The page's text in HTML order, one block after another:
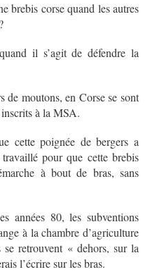
brebis corse quand les autres
il s’agit de défendre la
de moutons, en Corse se sont
à la MSA.
cette poignée de bergers a
pour que cette brebis
à bout de bras, sans
80, les subventions
à la chambre d’agriculture
retrouvent « dehors, sur la
l’écrire sur les bras.